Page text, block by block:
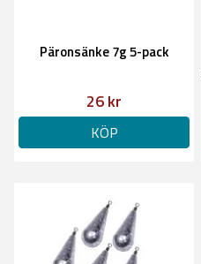
Päronsänke 7g 5-pack
26 kr
KÖP